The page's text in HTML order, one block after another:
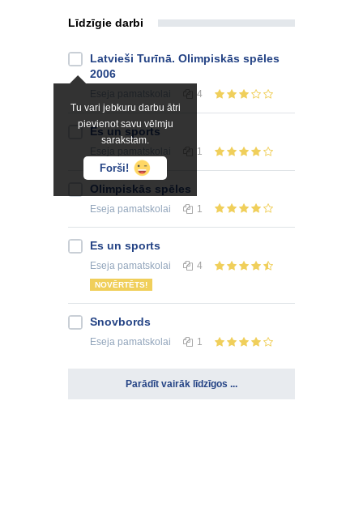
Līdzīgie darbi
Tu vari jebkuru darbu ātri
pievienot savu vēlmju
sarakstam.
Forši!
Latvieši Turīnā. Olimpiskās spēles
2006
4
Es un sports
1
Olimpiskās spēles
Eseja pamatskolai 1
Es un sports
Eseja pamatskolai 4
NOVĒRTĒTS!
Snovbords
Eseja pamatskolai 1
Parādīt vairāk līdzīgos ...